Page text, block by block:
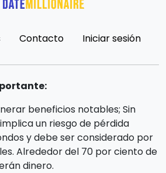
Contacto Iniciar sesión
beneficios notables; Sin
un riesgo de pérdida
y debe ser considerado por
Alrededor del 70 por ciento de
dinero.